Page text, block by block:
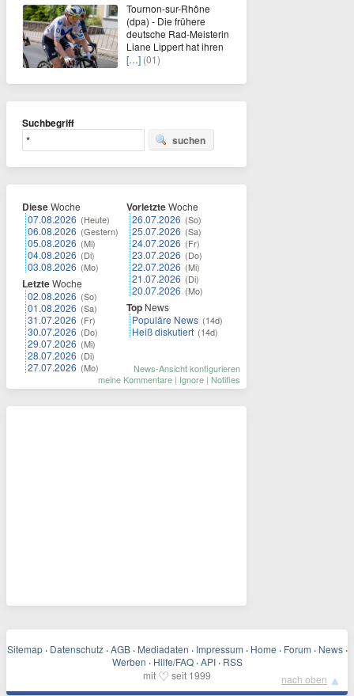
Tournon-sur-Rhône
(dpa) - Die frühere
deutsche Rad-Meisterin
Liane Lippert hat ihren
[…] (01)
Suchbegriff
suchen
DieseWoche
07.08.2026 (Heute)
06.08.2026 (Gestern)
05.08.2026 (Mi)
04.08.2026 (Di)
03.08.2026 (Mo)
LetzteWoche
02.08.2026 (So)
01.08.2026 (Sa)
31.07.2026 (Fr)
30.07.2026 (Do)
29.07.2026 (Mi)
28.07.2026 (Di)
27.07.2026 (Mo)
VorletzteWoche
26.07.2026 (So)
25.07.2026 (Sa)
24.07.2026 (Fr)
23.07.2026 (Do)
22.07.2026 (Mi)
21.07.2026 (Di)
20.07.2026 (Mo)
Top News
Populäre News (14d)
Heiß diskutiert (14d)
News-Ansicht konfigurieren
meine Kommentare | Ignore | Notifies
Sitemap · Datenschutz · AGB · Mediadaten · Impressum · Home · Forum · News ·
Werben · Hilfe/FAQ · API · RSS
mit ♡ seit 1999 nach oben ▲